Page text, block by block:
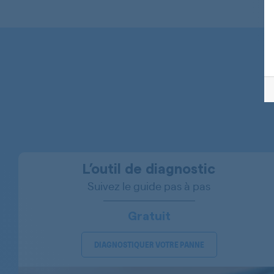
BAUKNECHT
BAUKNECHT
BAUKNECHT
L’outil de diagnostic
Suivez le guide pas à pas
Gratuit
DIAGNOSTIQUER VOTRE PANNE